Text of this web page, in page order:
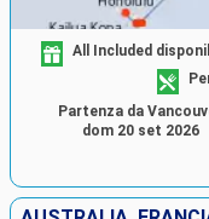
All Included
Partenza da
dom 20 set 2026